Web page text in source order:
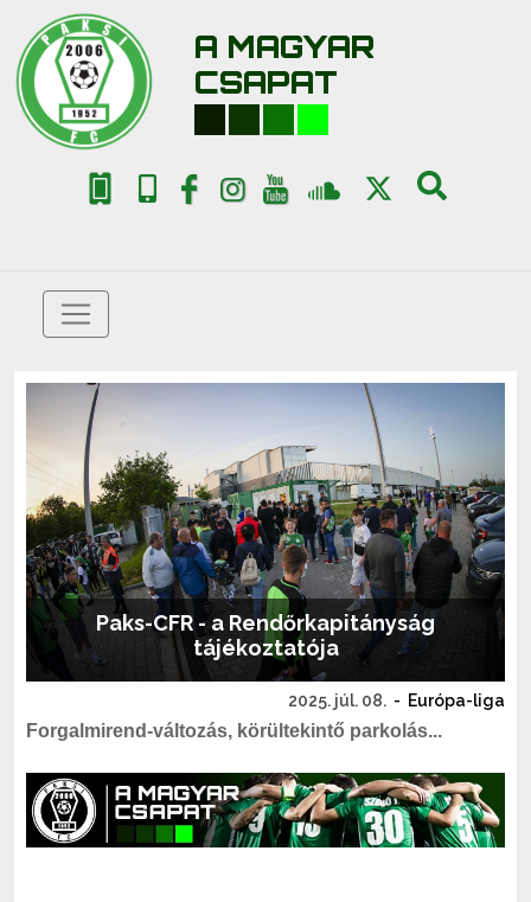
A MAGYAR
CSAPAT
Paks-CFR - a Rendőrkapitányság
tájékoztatója
2025. júl. 08. - Európa-liga
Forgalmirend-változás, körültekintő parkolás...